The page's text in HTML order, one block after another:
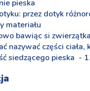
pieska
przez dotyk
materiału
bawiąc si
nazywać części ciała,
siedzącego pieska -